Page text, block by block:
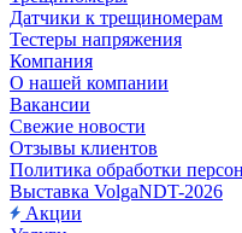
Датчики к трещиномерам
Тестеры напряжения
Компания
О нашей компании
Вакансии
Свежие новости
Отзывы клиентов
Политика обработки
Выставка VolgaNDT-2026
Акции